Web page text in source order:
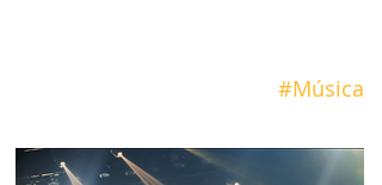
#Música